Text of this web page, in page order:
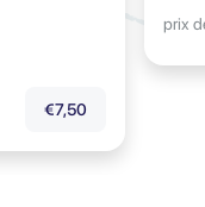
€7,50
prix